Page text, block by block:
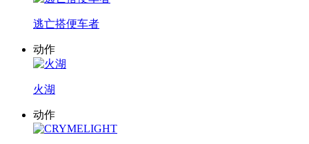
逃亡搭便车者
动作
火湖
动作